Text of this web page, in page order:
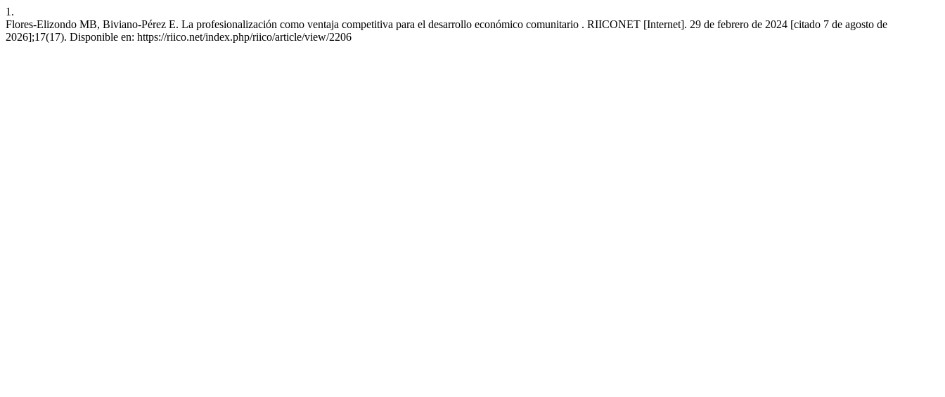
1.
Flores-Elizondo MB, Biviano-Pérez E. La profesionalización como ventaja competitiva para el desarrollo económico comunitario . RIICONET [Internet]. 29 de febrero de 2024 [citado 7 de agosto de
2026];17(17). Disponible en: https://riico.net/index.php/riico/article/view/2206